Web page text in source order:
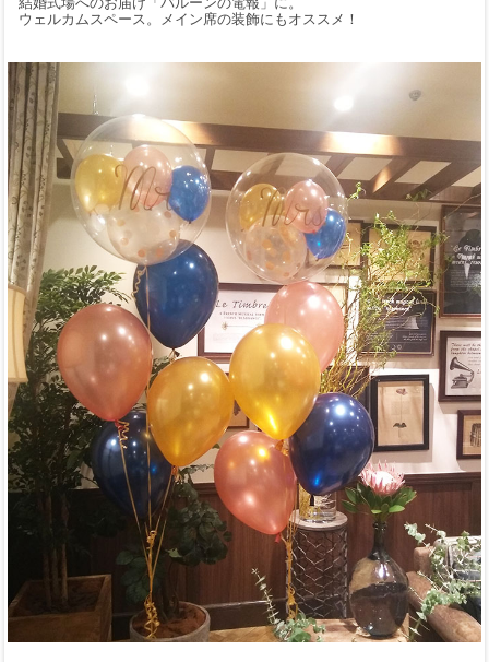
ウェルカムスペース。メイン席の装飾にもオススメ！